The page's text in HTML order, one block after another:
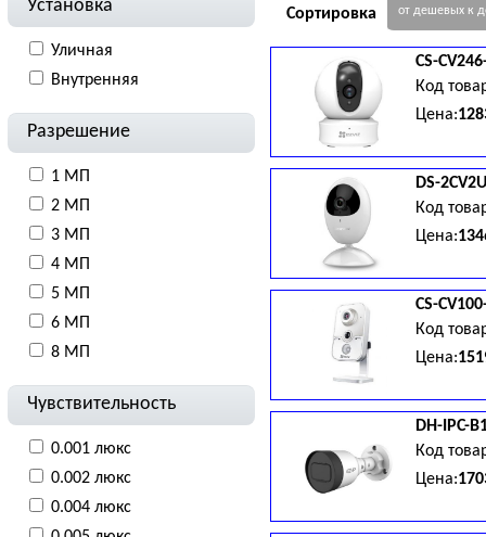
Установка
Уличная
Внутренняя
Разрешение
1 МП
2 МП
3 МП
4 МП
5 МП
6 МП
8 МП
Чувствительность
0.001 люкс
0.002 люкс
0.004 люкс
Сортировка от дешевых к
CS-
Код
Цена:
Поворот: 340°, наклон:
5В±10%/5.5Вт,
DS-
Код
Цена:
с; Функции: DWDR, 3D
динамик; ИК-подсветка до
CS-
Код
Цена:
ночь(ICR), 3D-DNR; Ик
DH-IPC-
Код
Цена:
Люкс с ИК; Запись: 25к/